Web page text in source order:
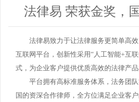
股权事务管理
买卖购销
私人律师
其他合同
合同定制与审核
债权债务管理
案件咨询
经营模式
合同处理方案
税务筹划方案
经营模式方案
服务中心
服务中心
北京企业法律顾问
沈阳企业法律顾问
城市支持
北京企业法律顾问
上海企业法律顾问
法律知识
关于法律之家
法律易 荣获金奖，
法律易致力于让法律服务更简单高效
互联网平台，创新性采用“人工智能+互
式，为企业客户提供优质高效的法律产品
平台拥有高标准服务体系，法务团队
国的资深合作律师，全方位满足企业客户